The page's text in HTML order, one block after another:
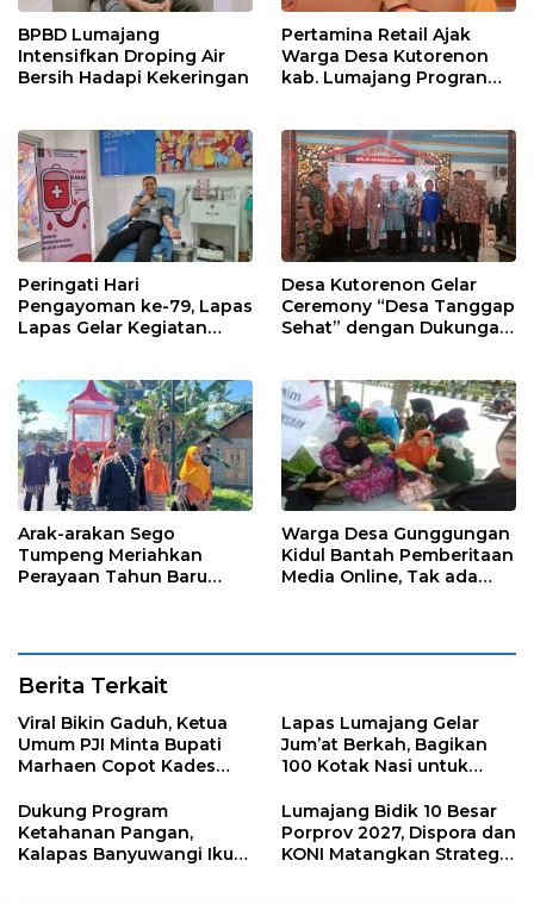
BPBD Lumajang
Intensifkan Droping Air
Bersih Hadapi Kekeringan
Pertamina Retail Ajak
Warga Desa Kutorenon
kab. Lumajang Progran
Darurat
Peringati Hari
Pengayoman ke-79, Lapas
Lapas Gelar Kegiatan
Desa Kutorenon Gelar
Ceremony “Desa Tanggap
Sehat” dengan Dukungan
Arak-arakan Sego
Tumpeng Meriahkan
Perayaan Tahun Baru
Warga Desa Gunggungan
Kidul Bantah Pemberitaan
Media Online, Tak ada
Berita Terkait
Viral Bikin Gaduh, Ketua
Umum PJI Minta Bupati
Marhaen Copot Kades
Lapas Lumajang Gelar
Jum’at Berkah, Bagikan
100 Kotak Nasi untuk
Dukung Program
Ketahanan Pangan,
Kalapas Banyuwangi Ikuti
Lumajang Bidik 10 Besar
Porprov 2027, Dispora dan
KONI Matangkan Strategi